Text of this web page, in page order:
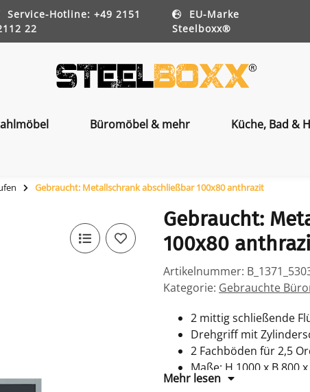
Service-Hotline: +49 2151
22
EU-Marke
Steelboxx®
Büromöbel & mehr Küche, Bad &
Gebraucht: Metallschrank abschließbar 100x80 anthrazit
Gebraucht:
100x80
Artikelnummer:
Kategorie: Gebrauchte
2 mittig schließende
Drehgriff mit
2 Fachböden für 2,5
Maße: H 1000 x B 800
Farbe: Korpus RAL
Mehr lesen